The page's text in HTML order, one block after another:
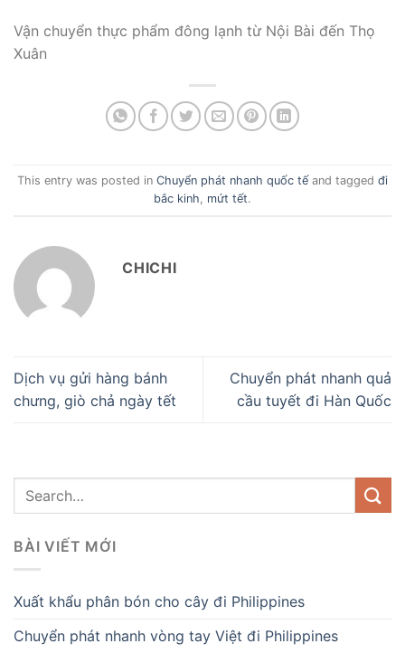
Vận chuyển thực phẩm đông lạnh từ Nội Bài đến Thọ
Xuân
This entry was posted in Chuyển phát nhanh quốc tế and tagged đi
bắc kinh
mứt tết.
CHICHI
Dịch vụ gửi hàng bánh
chưng, giò chả ngày tết
Chuyển phát nhanh quả
cầu tuyết đi Hàn Quốc
BÀI VIẾT MỚI
Xuất khẩu phân bón cho cây đi Philippines
Chuyển phát nhanh vòng tay Việt đi Philippines